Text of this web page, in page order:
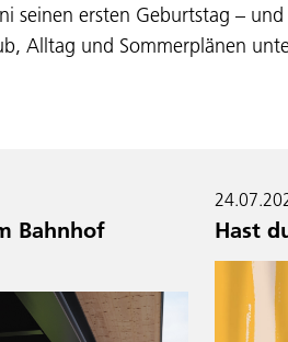
seinen ersten Geburtstag –
Alltag und Sommerplänen
Bahnhof
Hast